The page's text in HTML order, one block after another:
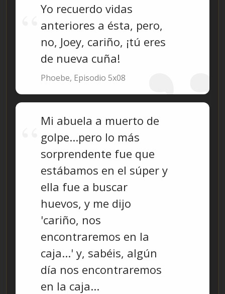
Yo recuerdo vidas
anteriores a ésta, pero,
no, Joey, cariño, ¡tú eres
de nueva cuña!
Phoebe, Episodio 5x08
Mi abuela a muerto de
golpe...pero lo más
sorprendente fue que
estábamos en el súper y
ella fue a buscar
huevos, y me dijo
'cariño, nos
encontraremos en la
caja...' y, sabéis, algún
día nos encontraremos
en la caja...